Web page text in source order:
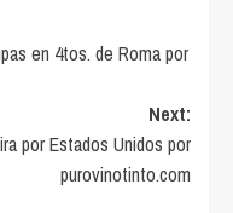
en 4tos. de Roma por
Next:
por Estados Unidos por
purovinotinto.com